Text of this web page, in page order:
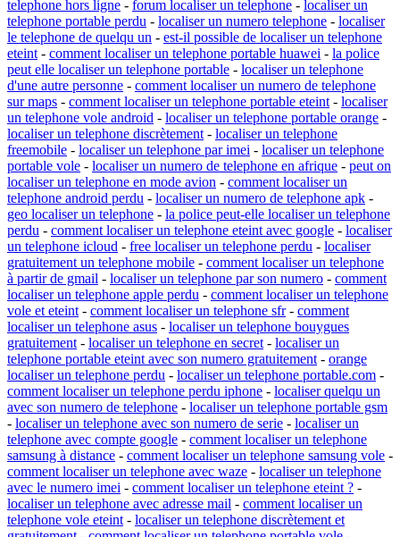
telephone hors ligne - forum localiser un telephone - localiser un
telephone portable perdu - localiser un numero telephone - localiser
le telephone de quelqu un - est-il possible de localiser un telephone
eteint - comment localiser un telephone portable huawei - la police
peut elle localiser un telephone portable - localiser un telephone
d'une autre personne - comment localiser un numero de telephone
sur maps - comment localiser un telephone portable eteint - localiser
un telephone vole android - localiser un telephone portable orange -
localiser un telephone discrètement - localiser un telephone
freemobile - localiser un telephone par imei - localiser un telephone
portable vole - localiser un numero de telephone en afrique - peut on
localiser un telephone en mode avion - comment localiser un
telephone android perdu - localiser un numero de telephone apk -
geo localiser un telephone - la police peut-elle localiser un telephone
perdu - comment localiser un telephone eteint avec google - localiser
un telephone icloud - free localiser un telephone perdu - localiser
gratuitement un telephone mobile - comment localiser un telephone
à partir de gmail - localiser un telephone par son numero - comment
localiser un telephone apple perdu - comment localiser un telephone
vole et eteint - comment localiser un telephone sfr- comment
localiser un telephone asus - localiser un telephone bouygues
gratuitement - localiser un telephone en secret - localiser un
telephone portable eteint avec son numero gratuitement - orange
localiser un telephone perdu - localiser un telephone portable.com -
comment localiser un telephone perdu iphone - localiser quelqu un
avec son numero de telephone - localiser un telephone portable gsm
- localiser un telephone avec son numero de serie - localiser un
telephone avec compte google - comment localiser un telephone
samsung à distance - comment localiser un telephone samsung vole -
comment localiser un telephone avec waze - localiser un telephone
avec le numero imei - comment localiser un telephone eteint ? -
localiser un telephone avec adresse mail - comment localiser un
telephone vole eteint - localiser un telephone discrètement et